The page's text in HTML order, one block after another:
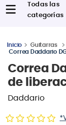
Guitarras
Correa Daddario
Correa
de
Daddario